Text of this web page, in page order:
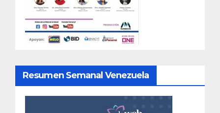
Resumen Semanal Venezuela